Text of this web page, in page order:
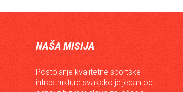
NAŠA MISIJA
Postojanje kvalitetne sportske
infrastrukture svakako je jedan od